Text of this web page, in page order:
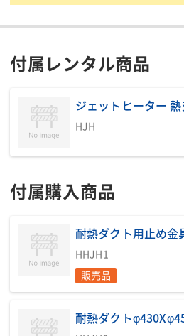
付属レンタル商品
ジェットヒーター
HJH
付属購入商品
耐熱ダクト用止め金
HHJH1
販売品
耐熱ダクト